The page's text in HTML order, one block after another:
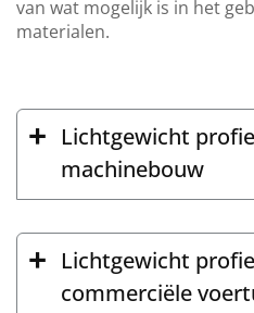
van wat mogelijk is in het
materialen.
Lichtgewicht
machinebouw
Lichtgewicht
commerciële